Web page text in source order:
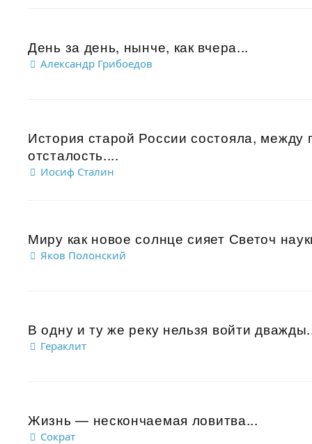
День за день, нынче, как вчера...
Александр Грибоедов
История старой России состояла,
отсталость....
Иосиф Сталин
Миру как новое солнце сияет Светоч
Яков Полонский
В одну и ту же реку нельзя войти
Гераклит
Жизнь — нескончаемая ловитва...
Сократ